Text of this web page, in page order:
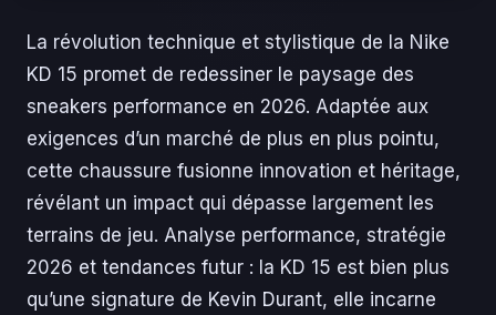
La révolution technique et stylistique de la Nike
KD 15 promet de redessiner le paysage des
sneakers performance en 2026. Adaptée aux
exigences d’un marché de plus en plus pointu,
cette chaussure fusionne innovation et héritage,
révélant un impact qui dépasse largement les
terrains de jeu. Analyse performance, stratégie
2026 et tendances futur : la KD 15 est bien plus
qu’une signature de Kevin Durant, elle incarne